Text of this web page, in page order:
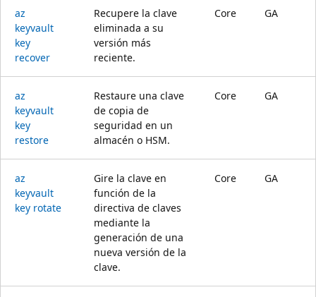
az
keyvault
key
recover
Recupere la clave
eliminada a su
versión más
reciente.
Core GA
az
keyvault
key
restore
Restaure una clave
de copia de
seguridad en un
almacén o HSM.
Core GA
az
keyvault
key rotate
Gire la clave en
función de la
directiva de claves
mediante la
generación de una
nueva versión de la
clave.
Core GA